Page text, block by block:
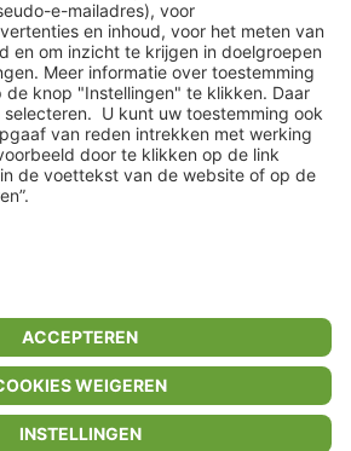
voor
limango.de limango.pl
inclusief belasting en exclusief verzendkosten
minimale bestelwaarde van €15.